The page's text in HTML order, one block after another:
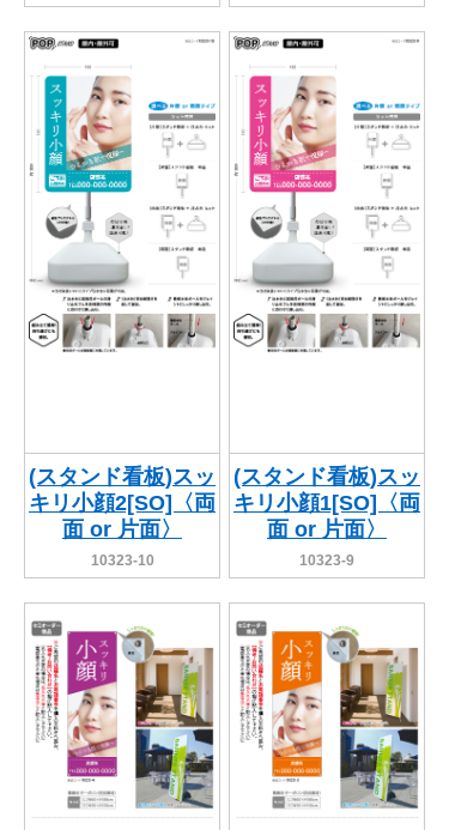
(スタンド看板)スッ
キリ小顔2[SO]〈両
面 or 片面〉
10323-10
(スタンド看板)スッ
キリ小顔1[SO]〈両
面 or 片面〉
10323-9